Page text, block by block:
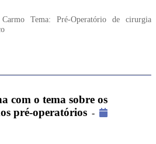
Tema: Pré-Operatório de cirurgia
com o tema sobre os
pré-operatórios -